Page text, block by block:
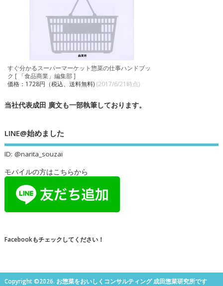
すぐ分かるスーパーマーケット惣菜の仕事ハンドブッ
ク [ 「食品商業」編集部 ]
価格：1728円（税込、送料無料) (2017/6/21時点)
当社代表成田 廣文も一部執筆しております。
LINE@始めました
ID: @narita_souzai
モバイルの方はこちらから
Facebookもチェックしてください！
Copyright ©2026. お惣菜をおいしくコンサルティング 成田惣菜研究所です